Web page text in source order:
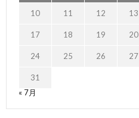
10 11 12 13
17 18 19 20
24 25 26 27
31
« 7月